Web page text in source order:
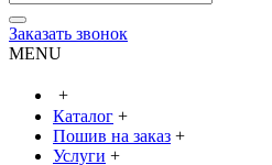
Заказать звонок
MENU
+
Каталог +
Пошив на заказ +
Услуги +